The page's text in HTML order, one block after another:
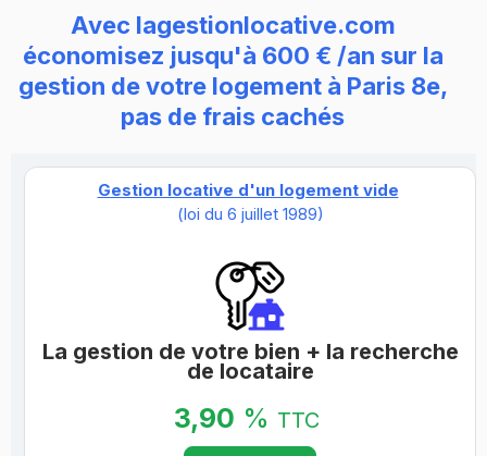
Avec lagestionlocative.com
économisez jusqu'à 600 € /an sur la
gestion de votre logement à Paris 8e,
pas de frais cachés
Gestion locative d'un logement vide
(loi du 6 juillet 1989)
La gestion de votre bien + la recherche
de locataire
3,90 % TTC